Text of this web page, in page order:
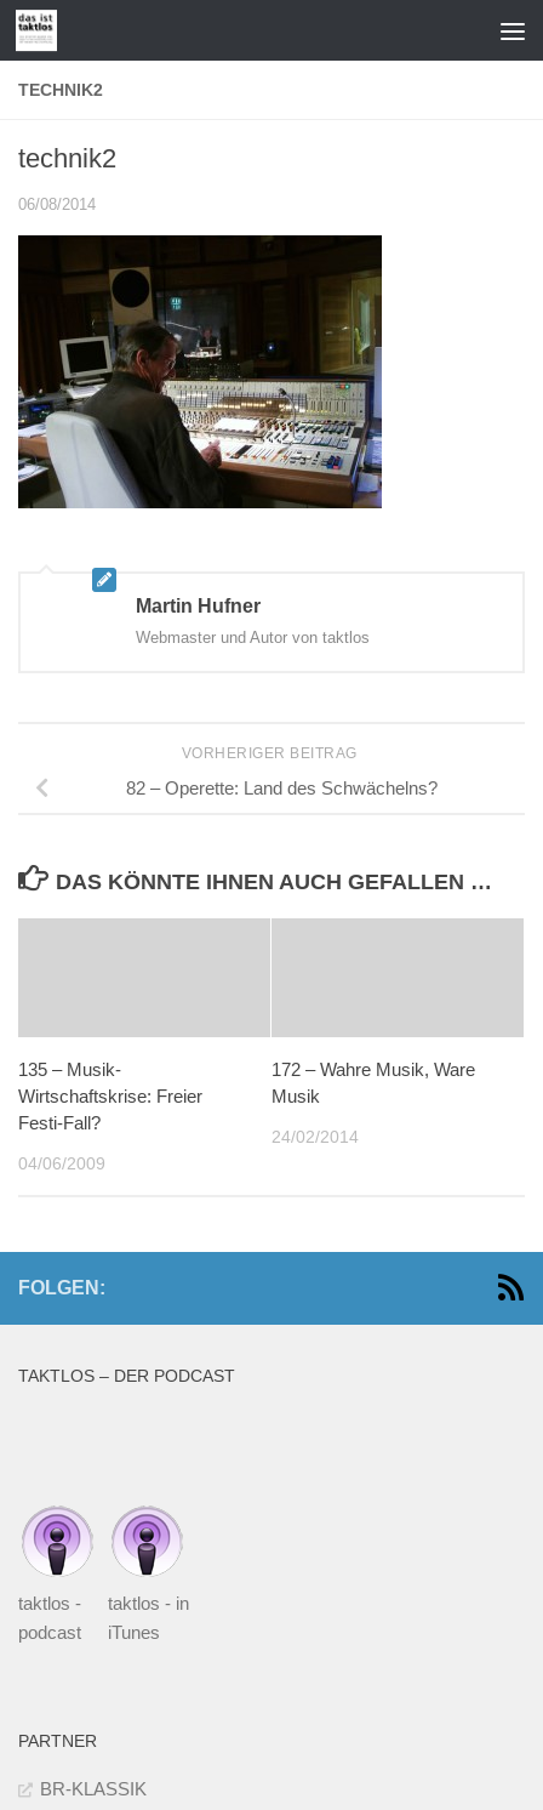
Zum Inhalt springen
TECHNIK2
technik2
06/08/2014
Martin Hufner
Webmaster und Autor von taktlos
VORHERIGER BEITRAG
82 – Operette: Land des Schwächelns?
DAS KÖNNTE IHNEN AUCH GEFALLEN …
135 – Musik-
Wirtschaftskrise: Freier
Festi-Fall?
04/06/2009
172 – Wahre Musik, Ware
Musik
24/02/2014
FOLGEN:
TAKTLOS – DER PODCAST
taktlos -
podcast
taktlos - in
iTunes
PARTNER
BR-KLASSIK